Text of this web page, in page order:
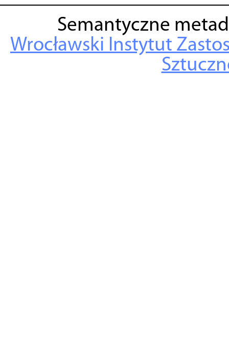
Semantyczne
Wrocławski Instytut